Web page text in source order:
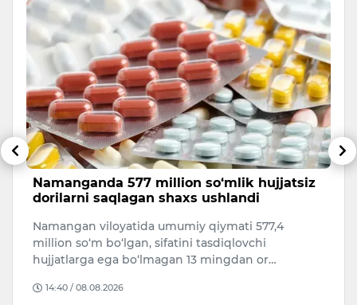
Namanganda 577 million so‘mlik hujjatsiz
dorilarni saqlagan shaxs ushlandi
Namangan viloyatida umumiy qiymati 577,4
million so‘m bo‘lgan, sifatini tasdiqlovchi
hujjatlarga ega bo‘lmagan 13 mingdan or…
14:40 / 08.08.2026